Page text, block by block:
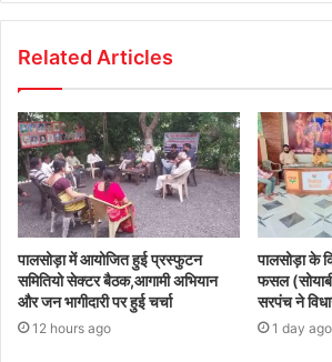
Related Articles
पालसोड़ा में आयोजित हुई प्रस्फुटन
समितियो सेक्टर बैठक,आगामी अभियान
और जन भागीदारी पर हुई चर्चा
12 hours ago
पालसोड़ा के
फसल
सरपंच ने
1 day ago